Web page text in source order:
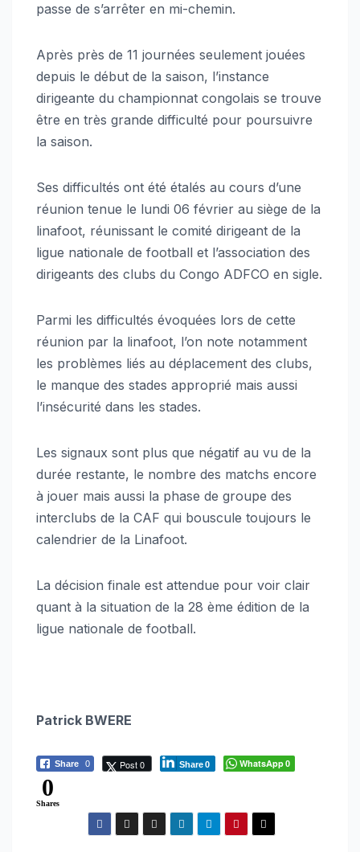
passe de s’arrêter en mi-chemin.
Après près de 11 journées seulement jouées
depuis le début de la saison, l’instance
dirigeante du championnat congolais se trouve
être en très grande difficulté pour poursuivre
la saison.
Ses difficultés ont été étalés au cours d’une
réunion tenue le lundi 06 février au siège de la
linafoot, réunissant le comité dirigeant de la
ligue nationale de football et l’association des
dirigeants des clubs du Congo ADFCO en sigle.
Parmi les difficultés évoquées lors de cette
réunion par la linafoot, l’on note notamment
les problèmes liés au déplacement des clubs,
le manque des stades approprié mais aussi
l’insécurité dans les stades.
Les signaux sont plus que négatif au vu de la
durée restante, le nombre des matchs encore
à jouer mais aussi la phase de groupe des
interclubs de la CAF qui bouscule toujours le
calendrier de la Linafoot.
La décision finale est attendue pour voir clair
quant à la situation de la 28 ème édition de la
ligue nationale de football.
Patrick BWERE
Share 0 Post 0 Share0 WhatsApp0
0
Shares